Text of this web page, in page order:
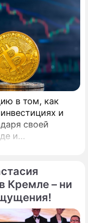
артист
недавно
Александрова и
в
в том, как
и
своей
и
Биткойн
своего
с
и серьезные
этих
Кремле – ни